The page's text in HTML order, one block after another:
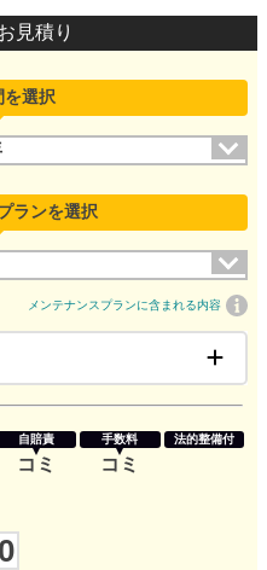
見積り
を選択
ランを選択
メンテナンスプランに含まれる内容
自賠責
コミ
手数料
コミ
法的整備付
0